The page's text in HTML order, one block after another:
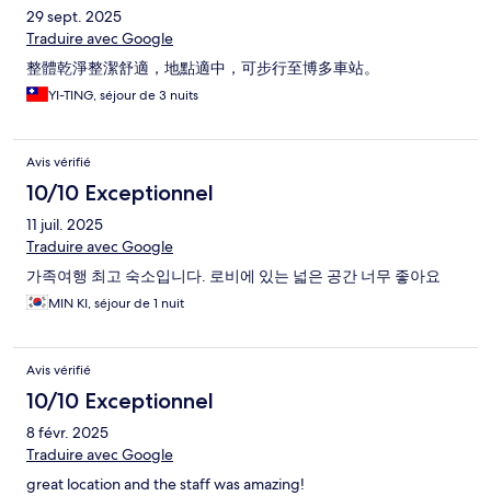
29 sept. 2025
Traduire avec Google
整體乾淨整潔舒適，地點適中，可步行至博多車站。
YI-TING, séjour de 3 nuits
Avis vérifié
10/10 Exceptionnel
11 juil. 2025
Traduire avec Google
가족여행 최고 숙소입니다. 로비에 있는 넓은 공간 너무 좋아요
MIN KI, séjour de 1 nuit
Avis vérifié
10/10 Exceptionnel
8 févr. 2025
Traduire avec Google
great location and the staff was amazing!